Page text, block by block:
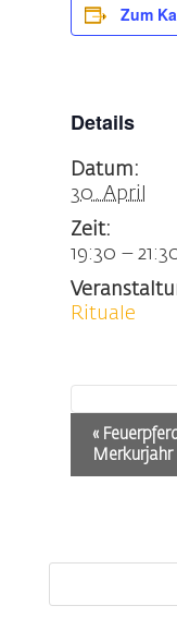
Zum
Details
Datum:
30. April
Zeit:
19:30 –
Rituale
Navigation
«
Merkurjahr